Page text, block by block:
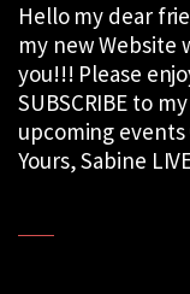
Hello my dear
my new Website
you!!! Please
SUBSCRIBE to
upcoming events
Yours, Sabine